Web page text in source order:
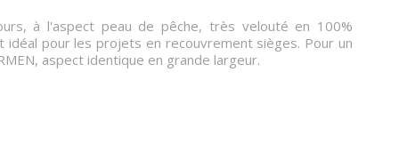
à l'aspect peau de pêche, très velouté en 100%
idéal pour les projets en recouvrement sièges. Pour un
aspect identique en grande largeur.